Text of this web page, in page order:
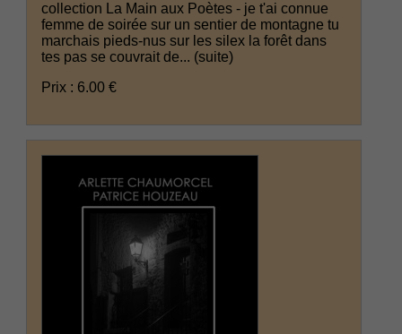
collection La Main aux Poètes - je t'ai connue
femme de soirée sur un sentier de montagne tu
marchais pieds-nus sur les silex la forêt dans
tes pas se couvrait de... (suite)
Prix : 6.00 €